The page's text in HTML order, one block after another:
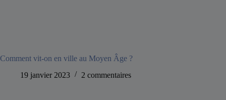
Comment vit-on en ville au Moyen Âge ?
19 janvier 2023
2 commentaires